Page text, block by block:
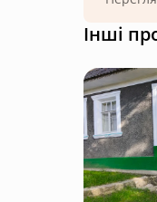
-
Оточення:
-
ці краї
- Тиша та
Інші